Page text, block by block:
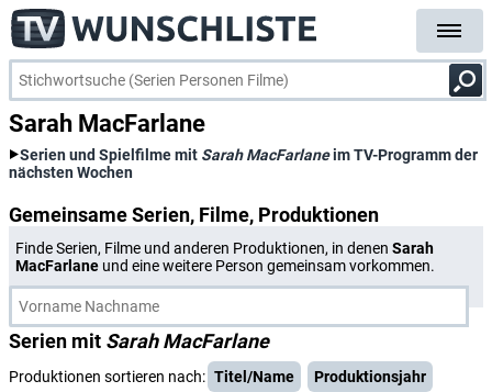
Sarah MacFarlane
Serien und Spielfilme mit Sarah MacFarlaneim TV-Programm der
nächsten Wochen
Gemeinsame Serien, Filme, Produktionen
Finde Serien, Filme und anderen Produktionen, in denen Sarah
MacFarlane und eine weitere Person gemeinsam vorkommen.
Serien mit Sarah MacFarlane
Produktionen sortieren nach: Titel/Name
Produktionsjahr